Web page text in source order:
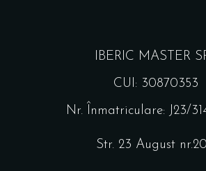
IBERIC MASTER
CUI: 30870353
Nr. Înmatriculare: J23/
Str. 23 August